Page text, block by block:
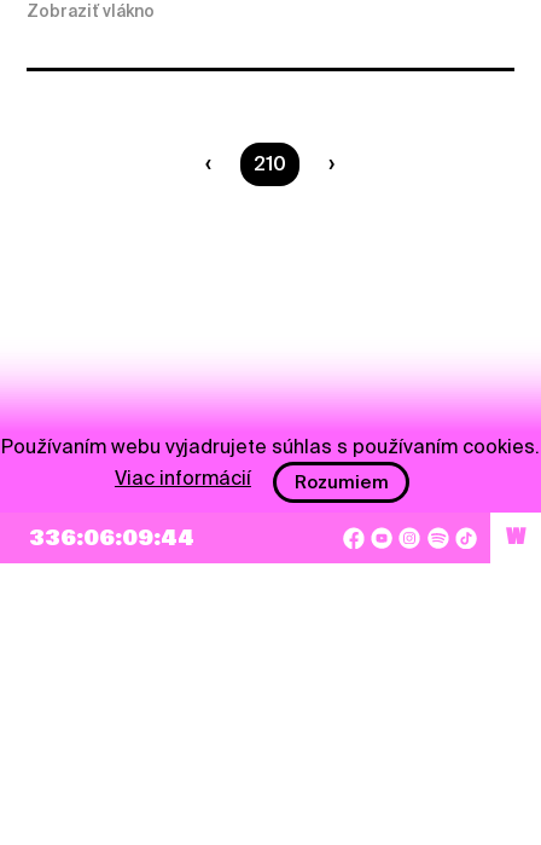
Zobraziť vlákno
Ste na strane
210
336:06:09:43 W
Používaním webu vyjadrujete súhlas s používaním cookies.
Viac informácií
Rozumiem